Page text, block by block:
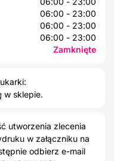
06:00 - 23:00
06:00 - 23:00
06:00 - 23:00
Zamknięte
w sklepie.
utworzenia zlecenia
w załączniku na
odbierz e-mail